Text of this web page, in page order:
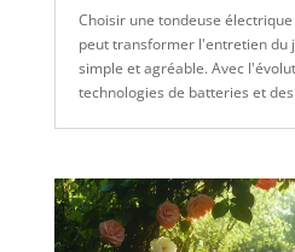
Choisir une tondeuse
peut transformer l'entretien du
simple et agréable. Avec
technologies de batteries et